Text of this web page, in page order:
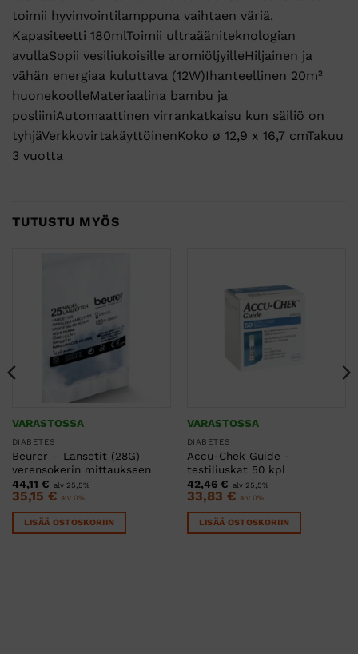
toimii hyvinvointilamppuna vaihtaen väriä.
Kapasiteetti 180mlToimii ultraääniteknologian
avullaSopii vesiliukoisille aromiöljyilleHiljainen ja
vähän energiaa kuluttava (12W)Ihanteellinen 20m²
huonekoolleMateriaalina bambu ja
posliiniAutomaattinen virrankatkaisu kun säiliö on
tyhjäVerkkovirtakäyttöinenKoko ø 12,9 x 16,7 cmTakuu
3 vuotta
TUTUSTU MYÖS
VARASTOSSA
DIABETES
Beurer – Lansetit (28G)
verensokerin mittaukseen
44,11 € alv 25,5%
35,15 € alv 0%
LISÄÄ OSTOSKORIIN
VARASTOSSA
DIABETES
Accu-Chek Guide -
testiliuskat 50 kpl
42,46 € alv 25,5%
33,83 € alv 0%
LISÄÄ OSTOSKORIIN